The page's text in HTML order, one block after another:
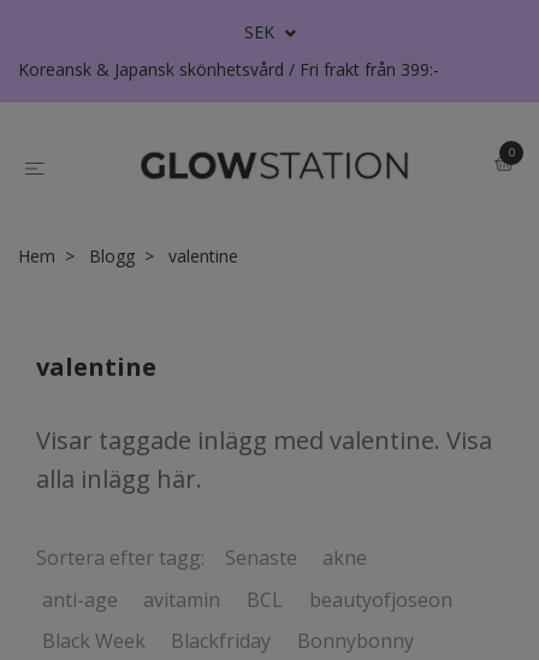
SEK
Koreansk & Japansk skönhetsvård / Fri frakt från 399:-
0
Hem Blogg valentine
valentine
Visar taggade inlägg med valentine. Visa
alla inlägg här.
Sortera efter tagg: Senaste
akne
anti-age
avitamin BCL
beautyofjoseon
Black Week
Blackfriday
Bonnybonny